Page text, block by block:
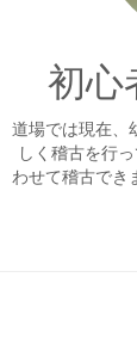
初心
道場では現在、
しく稽古を行
わせて稽古でき